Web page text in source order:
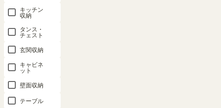
キッチン
収納
タンス・
チェスト
玄関収納
キャビネ
ット
壁面収納
テーブル